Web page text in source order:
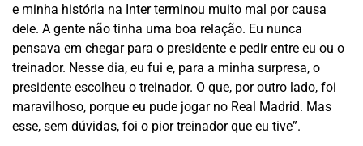
e minha história na Inter terminou muito mal por causa
dele. A gente não tinha uma boa relação. Eu nunca
pensava em chegar para o presidente e pedir entre eu ou o
treinador. Nesse dia, eu fui e, para a minha surpresa, o
presidente escolheu o treinador. O que, por outro lado, foi
maravilhoso, porque eu pude jogar no Real Madrid. Mas
esse, sem dúvidas, foi o pior treinador que eu tive”.